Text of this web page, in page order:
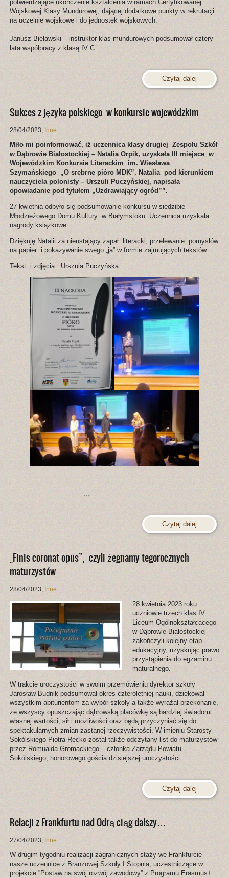
potwierdzające ukończenie kształcenia w ramach Certyfikowanej
Wojskowej Klasy Mundurowej, dającej dodatkowe punkty w rekrutacji
na uczelnie wojskowe i do jednostek wojskowych.
Janusz Bielawski – instruktor klas mundurowych podsumował cztery
lata współpracy z klasą IV C...
Czytaj dalej
Sukces z języka polskiego w konkursie wojewódzkim
28/04/2023, Inne
Miło mi poinformować, iż uczennica klasy drugiej Zespołu Szkół
w Dąbrowie Białostockiej – Natalia Orpik, uzyskała III miejsce w
Wojewódzkim Konkursie Literackim im. Wiesława
Szymańskiego „O srebrne pióro MDK”. Natalia pod kierunkiem
nauczyciela polonisty – Urszuli Puczyńskiej, napisała
opowiadanie pod tytułem „Uzdrawiający ogród””.
27 kwietnia odbyło się podsumowanie konkursu w siedzibie
Młodzieżowego Domu Kultury w Białymstoku. Uczennica uzyskała
nagrody książkowe.
Dziękuję Natalii za nieustający zapał literacki, przelewanie pomysłów
na papier i pokazywanie swego „ja” w formie zajmujących tekstów.
Tekst i zdjęcia:: Urszula Puczyńska
...
Czytaj dalej
„Finis coronat opus”, czyli żegnamy tegorocznych
maturzystów
28/04/2023, Inne
28 kwietnia 2023 roku
uczniowie trzech klas IV
Liceum Ogólnokształcącego
w Dąbrowie Białostockiej
zakończyli kolejny etap
edukacyjny, uzyskując prawo
przystąpienia do egzaminu
maturalnego.
W trakcie uroczystości w swoim przemówieniu dyrektor szkoły
Jarosław Budnik podsumował okres czteroletniej nauki, dziękował
wszystkim abiturientom za wybór szkoły a także wyrażał przekonanie,
że wszyscy opuszczając dąbrowską placówkę są bardziej świadomi
własnej wartości, sił i możliwości oraz będą przyczyniać się do
spektakularnych zmian zastanej rzeczywistości. W imieniu Starosty
Sokólskiego Piotra Recko został także odczytany list do maturzystów
przez Romualda Gromackiego – członka Zarządu Powiatu
Sokólskiego, honorowego gościa dzisiejszej uroczystości...
Czytaj dalej
Relacji z Frankfurtu nad Odrą ciąg dalszy…
27/04/2023, Inne
W drugim tygodniu realizacji zagranicznych staży we Frankfurcie
nasze uczennice z Branżowej Szkoły I Stopnia, uczestniczące w
projekcie ”Postaw na swój rozwój zawodowy” z Programu Erasmus+